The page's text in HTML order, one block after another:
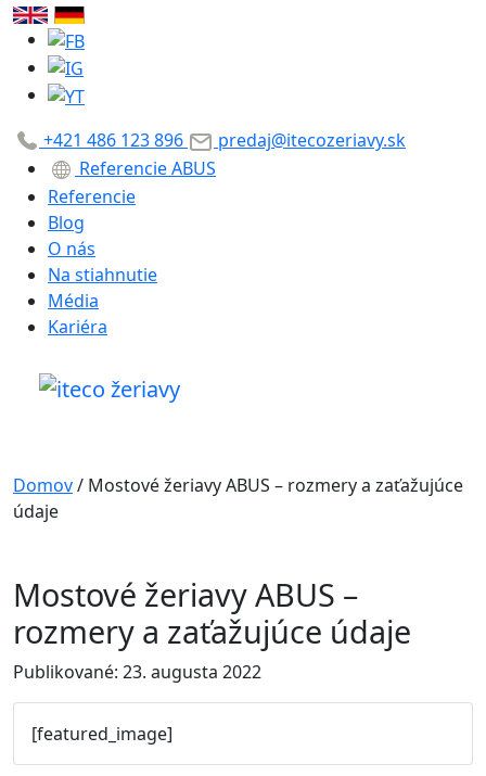
+421 486 123 896
predaj@itecozeriavy.sk
Referencie ABUS
Referencie
Blog
O nás
Na stiahnutie
Média
Kariéra
Domov/ Mostové žeriavy ABUS – rozmery a zaťažujúce
údaje
Mostové žeriavy ABUS –
rozmery a zaťažujúce údaje
Publikované: 23. augusta 2022
[featured_image]